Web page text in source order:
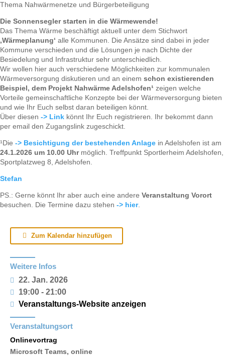
Thema Nahwärmenetze und Bürgerbeteiligung
Die Sonnensegler starten in die Wärmewende!
Das Thema Wärme beschäftigt aktuell unter dem Stichwort
‚Wärmeplanung‘ alle Kommunen. Die Ansätze sind dabei in jeder
Kommune verschieden und die Lösungen je nach Dichte der
Besiedelung und Infrastruktur sehr unterschiedlich.
Wir wollen hier auch verschiedene Möglichkeiten zur kommunalen
Wärmeversorgung diskutieren und an einem schon existierenden
Beispiel, dem Projekt Nahwärme Adelshofen¹ zeigen welche
Vorteile gemeinschaftliche Konzepte bei der Wärmeversorgung bieten
und wie Ihr Euch selbst daran beteiligen könnt.
Über diesen -> Link könnt Ihr Euch registrieren. Ihr bekommt dann
per email den Zugangslink zugeschickt.
¹Die -> Besichtigung der bestehenden Anlage in Adelshofen ist am
24.1.2026 um 10.00 Uhrmöglich. Treffpunkt Sportlerheim Adelshofen,
Sportplatzweg 8, Adelshofen.
Stefan
PS.: Gerne könnt Ihr aber auch eine andere Veranstaltung Vorort
besuchen. Die Termine dazu stehen -> hier.
Zum Kalendar hinzufügen
Weitere Infos
22. Jan. 2026
19:00 - 21:00
Veranstaltungs-Website anzeigen
Veranstaltungsort
Onlinevortrag
Microsoft Teams, online